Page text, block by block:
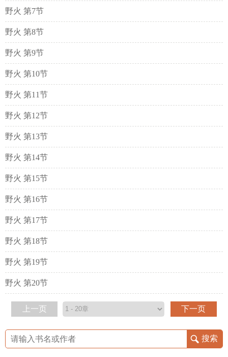
野火 第7节
野火 第8节
野火 第9节
野火 第10节
野火 第11节
野火 第12节
野火 第13节
野火 第14节
野火 第15节
野火 第16节
野火 第17节
野火 第18节
野火 第19节
野火 第20节
上一页 下一页